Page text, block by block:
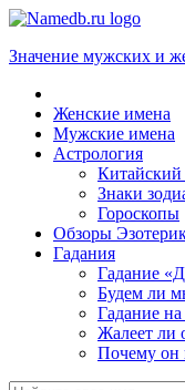
Значение мужских и
Женские имена
Мужские имена
Астрология
Китайский
Знаки
Гороскопы
Обзоры
Гадания
Гадание
Будем ли
Гадание на
Жалеет ли
Почему он